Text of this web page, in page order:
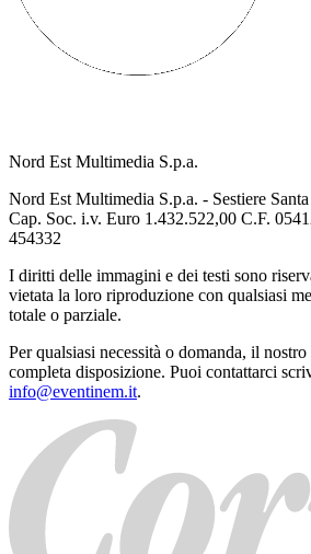
Nord Est Multimedia S.p.a.
Nord Est Multimedia S.p.a. - Sestiere
Cap. Soc. i.v. Euro 1.432.522,00 C.F.
454332
I diritti delle immagini e dei testi sono
vietata la loro riproduzione con qualsiasi
totale o parziale.
Per qualsiasi necessità o domanda, il
completa disposizione. Puoi contattarci
info@eventinem.it.